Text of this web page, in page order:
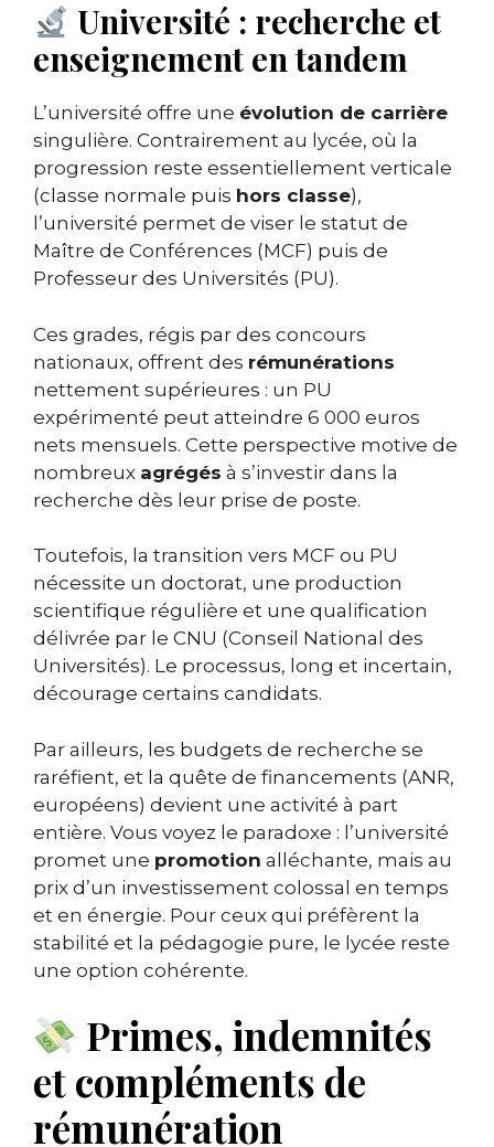
Université : recherche et
enseignement en tandem
L’université offre une évolution de carrière
singulière. Contrairement au lycée, où la
progression reste essentiellement verticale
(classe normale puis hors classe),
l’université permet de viser le statut de
Maître de Conférences (MCF) puis de
Professeur des Universités (PU).
Ces grades, régis par des concours
nationaux, offrent des rémunérations
nettement supérieures : un PU
expérimenté peut atteindre 6 000 euros
nets mensuels. Cette perspective motive de
nombreux agrégés à s’investir dans la
recherche dès leur prise de poste.
Toutefois, la transition vers MCF ou PU
nécessite un doctorat, une production
scientifique régulière et une qualification
délivrée par le CNU (Conseil National des
Universités). Le processus, long et incertain,
décourage certains candidats.
Par ailleurs, les budgets de recherche se
raréfient, et la quête de financements (ANR,
européens) devient une activité à part
entière. Vous voyez le paradoxe : l’université
promet une promotion alléchante, mais au
prix d’un investissement colossal en temps
et en énergie. Pour ceux qui préfèrent la
stabilité et la pédagogie pure, le lycée reste
une option cohérente.
Primes, indemnités
et compléments de
rémunération